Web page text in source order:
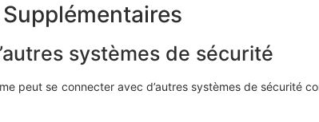
systèmes de sécurité
peut se connecter avec d’autres systèmes de sécurité